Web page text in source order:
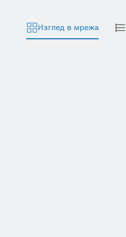
Изглед в мрежа